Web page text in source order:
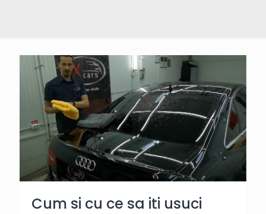
Cum si cu ce sa iti usuci